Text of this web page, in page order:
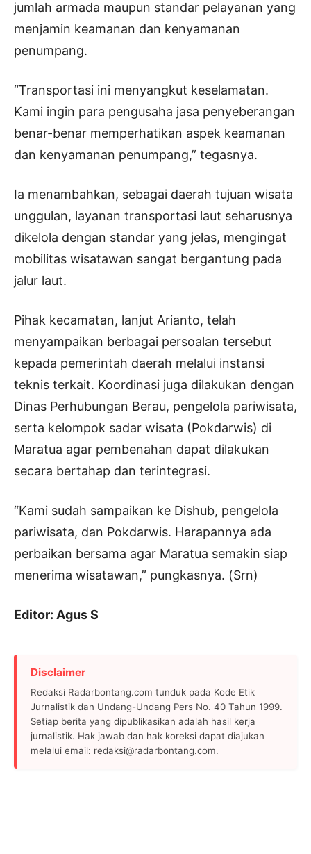
jumlah armada maupun standar pelayanan yang
menjamin keamanan dan kenyamanan
penumpang.
“Transportasi ini menyangkut keselamatan.
Kami ingin para pengusaha jasa penyeberangan
benar-benar memperhatikan aspek keamanan
dan kenyamanan penumpang,” tegasnya.
Ia menambahkan, sebagai daerah tujuan wisata
unggulan, layanan transportasi laut seharusnya
dikelola dengan standar yang jelas, mengingat
mobilitas wisatawan sangat bergantung pada
jalur laut.
Pihak kecamatan, lanjut Arianto, telah
menyampaikan berbagai persoalan tersebut
kepada pemerintah daerah melalui instansi
teknis terkait. Koordinasi juga dilakukan dengan
Dinas Perhubungan Berau, pengelola pariwisata,
serta kelompok sadar wisata (Pokdarwis) di
Maratua agar pembenahan dapat dilakukan
secara bertahap dan terintegrasi.
“Kami sudah sampaikan ke Dishub, pengelola
pariwisata, dan Pokdarwis. Harapannya ada
perbaikan bersama agar Maratua semakin siap
menerima wisatawan,” pungkasnya. (Srn)
Editor: Agus S
Disclaimer
Redaksi Radarbontang.com tunduk pada Kode Etik
Jurnalistik dan Undang-Undang Pers No. 40 Tahun 1999.
Setiap berita yang dipublikasikan adalah hasil kerja
jurnalistik. Hak jawab dan hak koreksi dapat diajukan
melalui email: redaksi@radarbontang.com.